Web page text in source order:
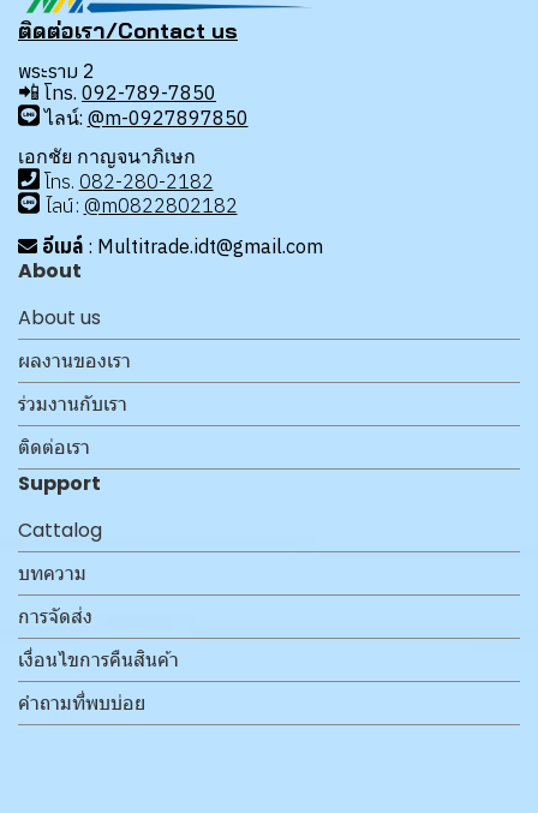
ติดต่อเรา/Contact us
พระราม 2
📲 โทร. 092-789-7850
ไลน์: @m-0927897850
เอกชัย กาญจนาภิเษก
โทร. 082-280-2182
ไลน์: @m0822802182
อีเมล์ : Multitrade.idt@gmail.com
About
About us
ผลงานของเรา
ร่วมงานกับเรา
ติดต่อเรา
Support
Cattalog
บทความ
การจัดส่ง
เงื่อนไขการคืนสินค้า
คำถามที่พบบ่อย